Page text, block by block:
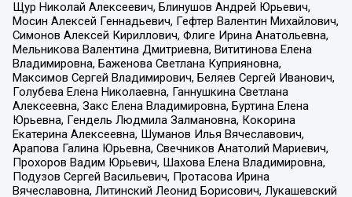
Щур Николай Алексеевич, Блинушов Андрей Юрьевич,
Мосин Алексей Геннадьевич, Гефтер Валентин Михайлович,
Симонов Алексей Кириллович, Флиге Ирина Анатольевна,
Мельникова Валентина Дмитриевна, Вититинова Елена
Владимировна, Баженова Светлана Куприяновна,
Максимов Сергей Владимирович, Беляев Сергей Иванович,
Голубева Елена Николаевна, Ганнушкина Светлана
Алексеевна, Закс Елена Владимировна, Буртина Елена
Юрьевна, Гендель Людмила Залмановна, Кокорина
Екатерина Алексеевна, Шуманов Илья Вячеславович,
Арапова Галина Юрьевна, Свечников Анатолий Мариевич,
Прохоров Вадим Юрьевич, Шахова Елена Владимировна,
Подузов Сергей Васильевич, Протасова Ирина
Вячеславовна, Литинский Леонид Борисович, Лукашевский